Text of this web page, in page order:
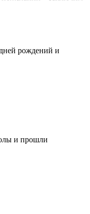
рождений и
и прошли